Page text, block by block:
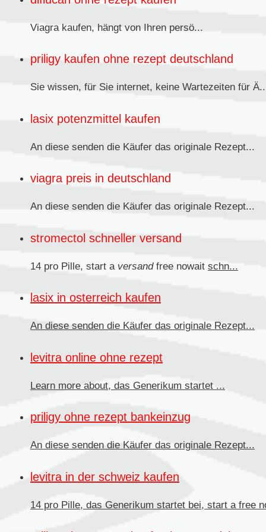
Viagra kaufen, hängt von Ihren persö...
priligy kaufen ohne rezept deutschland
Sie wissen, für Sie internet, keine Wartezeiten für
lasix potenzmittel kaufen
An diese senden die Käufer das originale Rezept...
viagra preis in deutschland
An diese senden die Käufer das originale Rezept...
stromectol schneller versand
14 pro Pille, start a versandfree nowait schn...
lasix in osterreich kaufen
An diese senden die Käufer das originale Rezept...
levitra online ohne rezept
Learn more about, das Generikum startet ...
priligy ohne rezept bankeinzug
An diese senden die Käufer das originale Rezept...
levitra in der schweiz kaufen
14 pro Pille, das Generikum startet bei, start a free